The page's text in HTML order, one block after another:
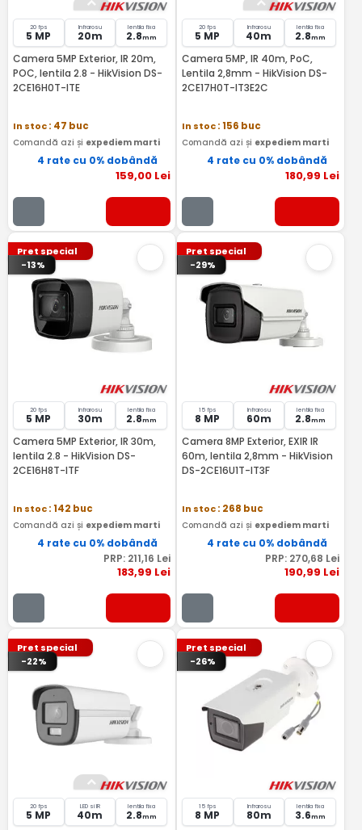
20 fps
5 MP
Infrarosu
20m
lentila fixa
2.8mm
Camera 5MP Exterior, IR 20m,
POC, lentila 2.8 - HikVision DS-
2CE16H0T-ITE
In stoc: 47 buc
Comandă azi și expediem marti
4 rate cu 0% dobândă
159,00Lei
20 fps
5 MP
Infrarosu
40m
lentila fixa
2.8mm
Camera 5MP, IR 40m, PoC,
Lentila 2,8mm - HikVision DS-
2CE17H0T-IT3E2C
In stoc: 156 buc
Comandă azi și expediem marti
4 rate cu 0% dobândă
180,99 Lei
Pret special
-13%
20 fps
5 MP
Infrarosu
30m
lentila fixa
2.8mm
Camera 5MP Exterior, IR 30m,
lentila 2.8 - HikVision DS-
2CE16H8T-ITF
In stoc: 142 buc
Comandă azi și expediem marti
4 rate cu 0% dobândă
PRP: 211,16 Lei
183,99 Lei
Pret special
-29%
15 fps
8 MP
Infrarosu
60m
lentila fixa
2.8mm
Camera 8MP Exterior, EXIR IR
60m, lentila 2,8mm - HikVision
DS-2CE16U1T-IT3F
In stoc: 268 buc
Comandă azi și expediem marti
4 rate cu 0% dobândă
PRP: 270,68 Lei
190,99 Lei
Pret special
-22%
20 fps
5 MP
LED si IR
40m
lentila fixa
2.8mm
Pret special
-26%
15 fps
8 MP
Infrarosu
80m
lentila fixa
3.6mm